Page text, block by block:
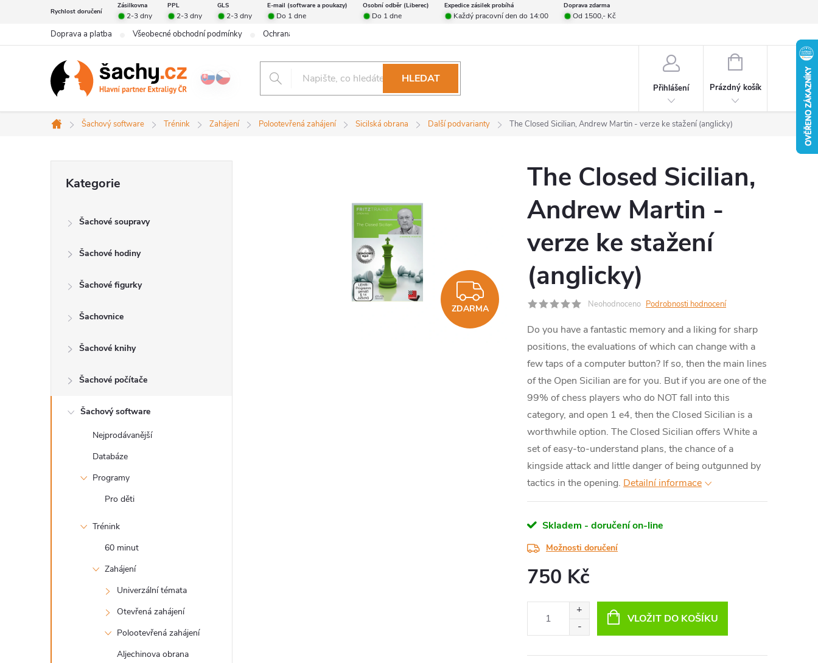
obsah
Rychlost doručení
Zásilkovna PPL GLS E-mail (software a poukazy) Osobní odběr (Liberec) Expedice zásilek probíhá Doprava zdarma
2-3 dny 2-3 dny 2-3 dny Do 1 dne Do 1 dne Každý pracovní den do 14:00 Od 1500,- Kč
Doprava a platba Všeobecné obchodní podmínky Ochrana osobních údajů
HLEDAT
Přihlášení
NÁKUPNÍ
Prázdný košík
Domů
Šachový software Trénink Zahájení Polootevřená zahájení Sicilská obrana Další podvarianty The Closed Sicilian, Andrew Martin - verze ke stažení (anglicky)
n
kategorie
Kategorie
Šachové soupravy
Šachové hodiny
Šachové figurky
Šachovnice
Šachové knihy
Šachové počítače
Šachový software
Nejprodávanější
Databáze
Programy
Pro děti
Trénink
60 minut
Zahájení
Univerzální témata
Otevřená zahájení
Polootevřená zahájení
Aljechinova obrana
ZDARMA
ZDARMA
The Closed Sicilian,
Andrew Martin -
verze ke stažení
(anglicky)
Neohodnoceno Podrobnosti hodnocení
Do you have a fantastic memory and a liking for sharp
positions, the evaluations of which can change with a
few taps of a computer button? If so, then the main lines
of the Open Sicilian are for you. But if you are one of the
99% of chess players who do NOT fall into this
category, and open 1 e4, then the Closed Sicilian is a
worthwhile option. The Closed Sicilian offers White a
set of easy-to-understand plans, the chance of a
kingside attack and little danger of being outgunned by
tactics in the opening. Detailní informace
Skladem - doručení on-line
Možnosti doručení
750 Kč
VLOŽIT DO KOŠÍKU